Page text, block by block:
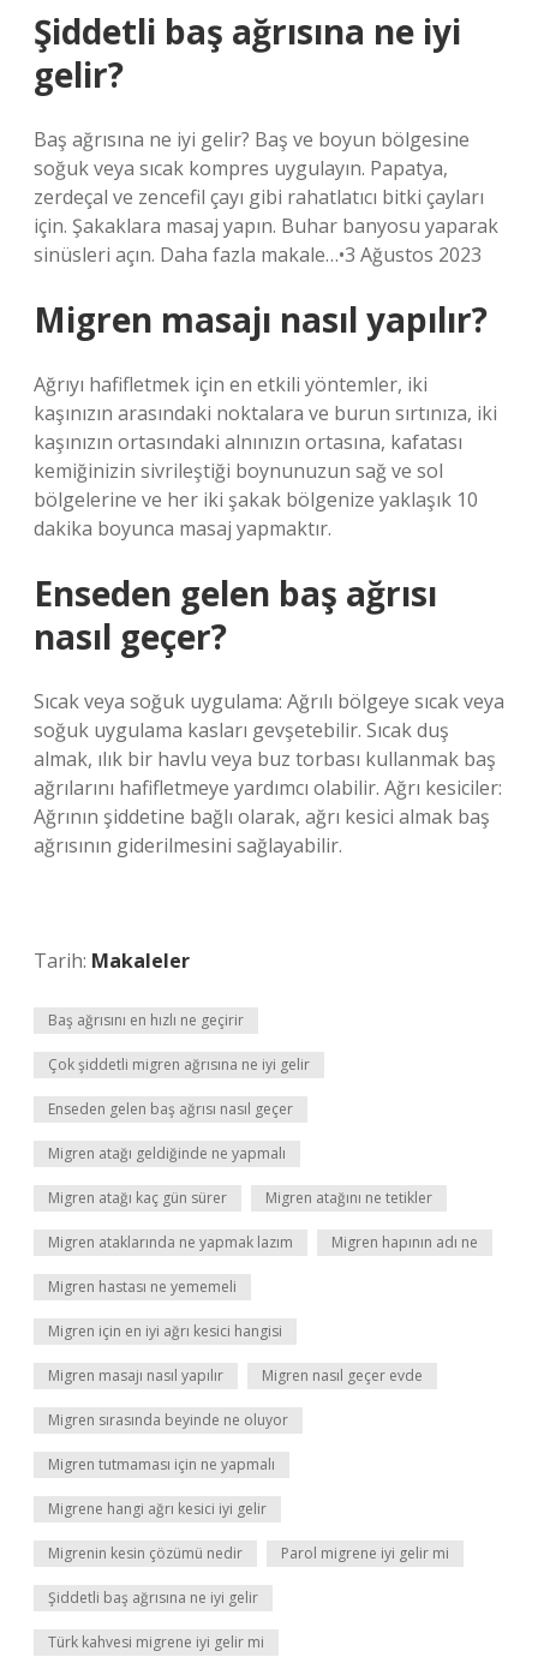
Şiddetli baş ağrısına ne iyi
gelir?
Baş ağrısına ne iyi gelir? Baş ve boyun bölgesine
soğuk veya sıcak kompres uygulayın. Papatya,
zerdeçal ve zencefil çayı gibi rahatlatıcı bitki çayları
için. Şakaklara masaj yapın. Buhar banyosu yaparak
sinüsleri açın. Daha fazla makale…•3 Ağustos 2023
Migren masajı nasıl yapılır?
Ağrıyı hafifletmek için en etkili yöntemler, iki
kaşınızın arasındaki noktalara ve burun sırtınıza, iki
kaşınızın ortasındaki alnınızın ortasına, kafatası
kemiğinizin sivrileştiği boynunuzun sağ ve sol
bölgelerine ve her iki şakak bölgenize yaklaşık 10
dakika boyunca masaj yapmaktır.
Enseden gelen baş ağrısı
nasıl geçer?
Sıcak veya soğuk uygulama: Ağrılı bölgeye sıcak veya
soğuk uygulama kasları gevşetebilir. Sıcak duş
almak, ılık bir havlu veya buz torbası kullanmak baş
ağrılarını hafifletmeye yardımcı olabilir. Ağrı kesiciler:
Ağrının şiddetine bağlı olarak, ağrı kesici almak baş
ağrısının giderilmesini sağlayabilir.
Tarih: Makaleler
Baş ağrısını en hızlı ne geçirir
Çok şiddetli migren ağrısına ne iyi gelir
Enseden gelen baş ağrısı nasıl geçer
Migren atağı geldiğinde ne yapmalı
Migren atağı kaç gün sürer Migren atağını ne tetikler
Migren ataklarında ne yapmak lazım Migren hapının adı ne
Migren hastası ne yememeli
Migren için en iyi ağrı kesici hangisi
Migren masajı nasıl yapılır Migren nasıl geçer evde
Migren sırasında beyinde ne oluyor
Migren tutmaması için ne yapmalı
Migrene hangi ağrı kesici iyi gelir
Migrenin kesin çözümü nedir Parol migrene iyi gelir mi
Şiddetli baş ağrısına ne iyi gelir
Türk kahvesi migrene iyi gelir mi